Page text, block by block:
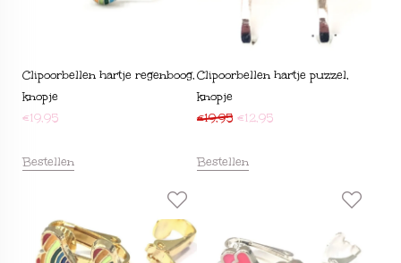
Clipoorbellen hartje regenboog,
knopje
€19,95
Bestellen
Clipoorbellen hartje puzzel,
knopje
€19,95 €12,95
Bestellen